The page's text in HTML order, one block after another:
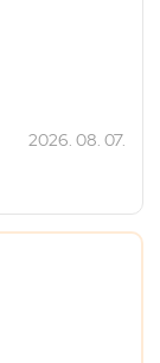
2026. 08. 07.